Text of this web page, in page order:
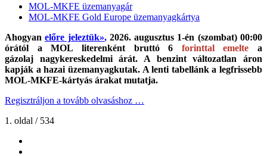
MOL-MKFE üzemanyagár
MOL-MKFE Gold Europe üzemanyagkártya
Ahogyanelőre jeleztük»,2026. augusztus 1-én (szombat) 00:00
órától a MOL literenként bruttó6 forinttal emelte a
gázolaj nagykereskedelmi árát. A benzint változatlan áron
kapják a hazai üzemanyagkutak. A lenti tabellánk a legfrissebb
MOL-MKFE-kártyás árakat mutatja.
Regisztráljon a tovább olvasáshoz …
1. oldal / 534